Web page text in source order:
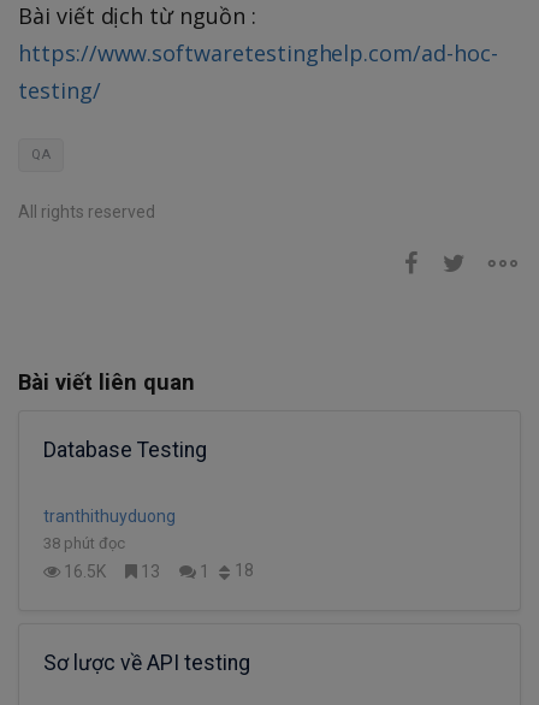
Bài viết dịch từ nguồn :
https://www.softwaretestinghelp.com/ad-hoc-
testing/
QA
All rights reserved
Bài viết liên quan
Database Testing
tranthithuyduong
38 phút đọc
16.5K 13 1 18
Sơ lược về API testing